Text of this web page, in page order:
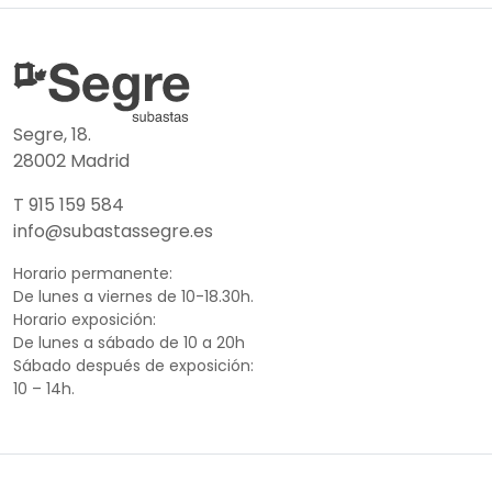
Segre, 18.
28002 Madrid
T 915 159 584
info@subastassegre.es
Horario permanente:
De lunes a viernes de 10-18.30h.
Horario exposición:
De lunes a sábado de 10 a 20h
Sábado después de exposición:
10 – 14h.